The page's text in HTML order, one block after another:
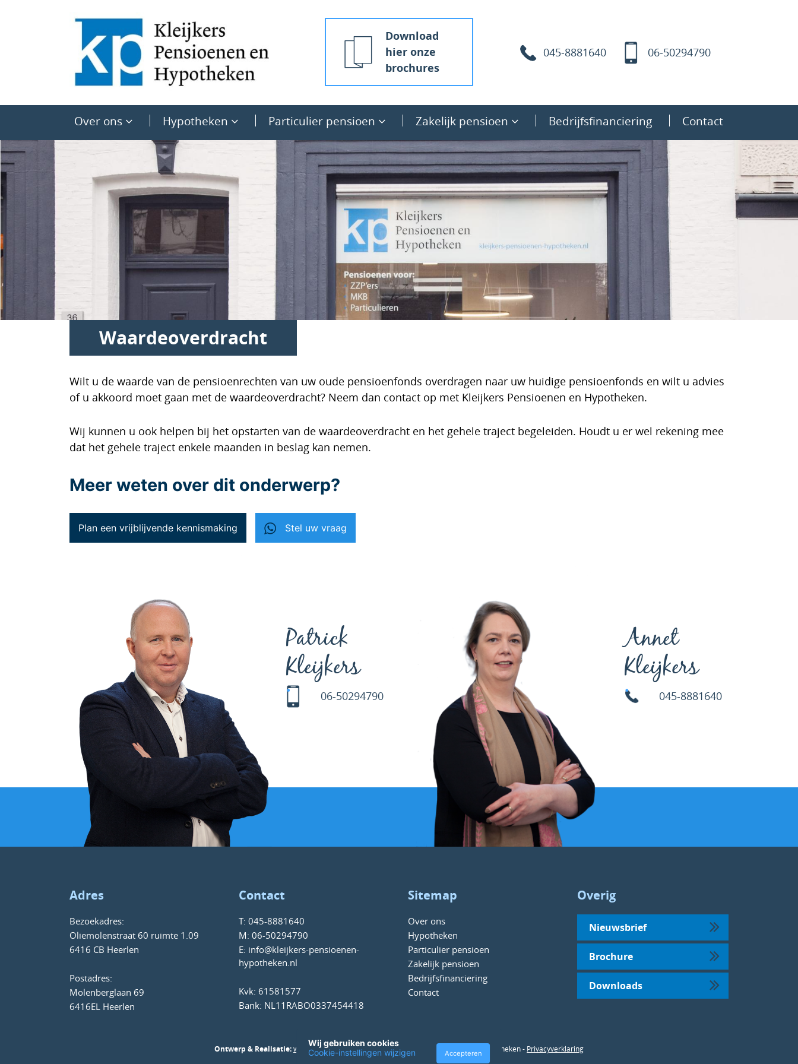
Download
hier onze
brochures
045-8881640 06-50294790
Over ons Hypotheken Particulier pensioen Zakelijk pensioen Bedrijfsfinanciering Contact
Waardeoverdracht
Wilt u de waarde van de pensioenrechten van uw oude pensioenfonds overdragen naar uw huidige pensioenfonds en wilt u advies
of u akkoord moet gaan met de waardeoverdracht? Neem dan contact op met Kleijkers Pensioenen en Hypotheken.
Wij kunnen u ook helpen bij het opstarten van de waardeoverdracht en het gehele traject begeleiden. Houdt u er wel rekening mee
dat het gehele traject enkele maanden in beslag kan nemen.
Meer weten over dit onderwerp?
Plan een vrijblijvende kennismaking Stel uw vraag
Patrick
Kleijkers
06-50294790
Annet
Kleijkers
045-8881640
Adres
Bezoekadres:
Oliemolenstraat 60 ruimte 1.09
6416 CB Heerlen
Postadres:
Molenberglaan 69
6416EL Heerlen
Contact
T: 045-8881640
M: 06-50294790
E: info@kleijkers-pensioenen-
hypotheken.nl
Kvk: 61581577
Bank: NL11RABO0337454418
Sitemap
Over ons
Hypotheken
Particulier pensioen
Zakelijk pensioen
Bedrijfsfinanciering
Contact
Overig
Nieuwsbrief
Brochure
Downloads
Ontwerp & Realisatie:www.mediakracht.com-© 2026Kleijkers Pensioenen en Hypotheken - Privacyverklaring
Wij gebruiken cookies
Cookie-instellingen wijzigen
Accepteren